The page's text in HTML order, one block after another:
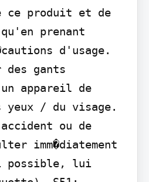
ce produit et de
prenant
d'usage.
des gants
appareil de
yeux / du visage.
ou de
imm�diatement
possible, lui